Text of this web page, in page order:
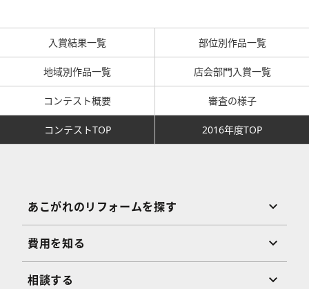
入賞結果一覧 部位別作品一覧
地域別作品一覧 店会部門入賞一覧
コンテスト概要 審査の様子
コンテストTOP 2016年度TOP
あこがれのリフォームを探す
費用を知る
相談する